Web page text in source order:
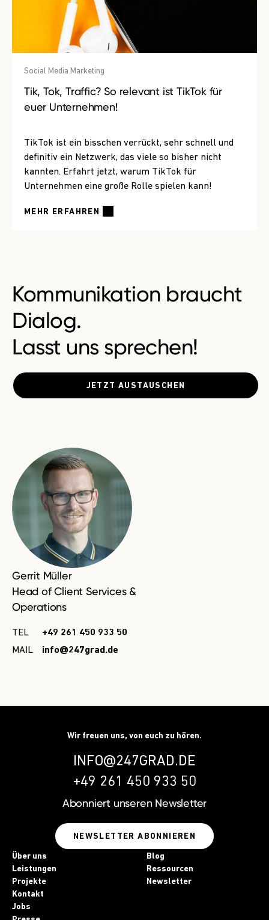
Social Media Marketing
Tik, Tok, Traffic? So relevant ist TikTok für
euer Unternehmen!
TikTok ist ein bisschen verrückt, sehr schnell und
definitiv ein Netzwerk, das viele so bisher nicht
kannten. Erfahrt jetzt, warum TikTok für
Unternehmen eine große Rolle spielen kann!
MEHR ERFAHREN
Kommunikation braucht
Dialog.
Lasst uns sprechen!
JETZT AUSTAUSCHEN
Gerrit Müller
Head of Client Services &
Operations
TEL
+49 261 450 933 50
MAIL
info@247grad.de
Wir freuen uns, von euch zu hören.
INFO@247GRAD.DE
+49 261 450 933 50
Abonniert unseren Newsletter
NEWSLETTER ABONNIEREN
Über uns
Leistungen
Projekte
Kontakt
Jobs
Blog
Ressourcen
Newsletter